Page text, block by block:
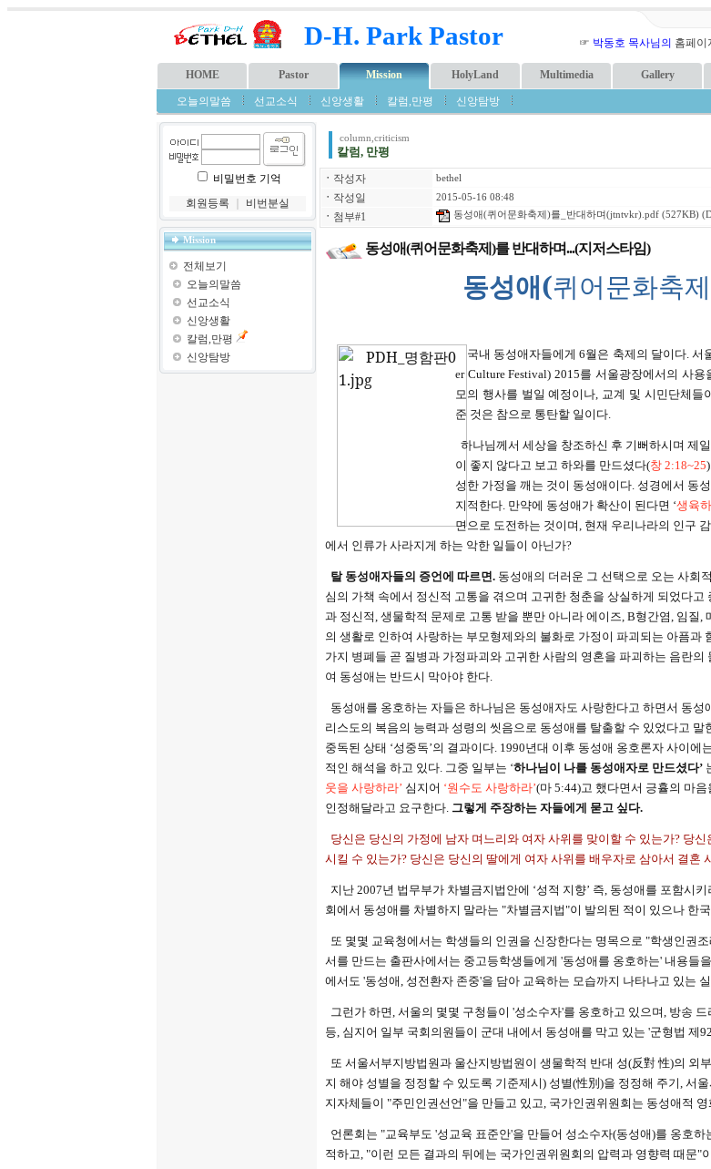
D-H. Park Pastor
☞ 박동호 목사님의 홈페이
HOME Pastor Mission HolyLand Multimedia Gallery
오늘의말씀 선교소식 신앙생활 칼럼,만평 신앙탐방
비밀번호 기억
회원등록
비번분실
Mission
전체보기
오늘의말씀
선교소식
신앙생활
칼럼,만평
신앙탐방
column,criticism
칼럼, 만평
ㆍ 작성자 bethel
ㆍ 작성일 2015-05-16 08:48
ㆍ 첨부#1 동성애(퀴어문화축제)를_반대하며(jtntvkr).pdf (527KB)
동성애(퀴어문화축제)를 반대하며...(지저스타임)
동성애(퀴어문화축제
국내 동성애자들에게 6월은 축제의 달이다. 서
er Culture Festival) 2015를 서울광장에서의 사
모의 행사를 벌일 예정이나, 교계 및 시민단체들
준 것은 참으로 통탄할 일이다.
하나님께서 세상을 창조하신 후 기뻐하시며 제
이 좋지 않다고 보고 하와를 만드셨다(창 2:18~25
성한 가정을 깨는 것이 동성애이다. 성경에서 동
지적한다. 만약에 동성애가 확산이 된다면 ‘생육
면으로 도전하는 것이며, 현재 우리나라의 인구
에서 인류가 사라지게 하는 악한 일들이 아닌가?
탈 동성애자들의 증언에 따르면. 동성애의 더러운 그 선택으로 오는 사회
심의 가책 속에서 정신적 고통을 겪으며 고귀한 청춘을 상실하게 되었다
과 정신적, 생물학적 문제로 고통 받을 뿐만 아니라 에이즈, B형간염, 임질
의 생활로 인하여 사랑하는 부모형제와의 불화로 가정이 파괴되는 아픔과
가지 병폐들 곧 질병과 가정파괴와 고귀한 사람의 영혼을 파괴하는 음란
여 동성애는 반드시 막아야 한다.
동성애를 옹호하는 자들은 하나님은 동성애자도 사랑한다고 하면서 동
리스도의 복음의 능력과 성령의 씻음으로 동성애를 탈출할 수 있었다고
중독된 상태 ‘성중독’의 결과이다. 1990년대 이후 동성애 옹호론자 사이
적인 해석을 하고 있다. 그중 일부는 ‘하나님이 나를 동성애자로 만드셨다’
웃을 사랑하라’ 심지어 ‘원수도 사랑하라’(마 5:44)고 했다면서 긍휼의 마
인정해달라고 요구한다. 그렇게 주장하는 자들에게 묻고 싶다.
당신은 당신의 가정에 남자 며느리와 여자 사위를 맞이할 수 있는가? 당
시킬 수 있는가? 당신은 당신의 딸에게 여자 사위를 배우자로 삼아서 결혼
지난 2007년 법무부가 차별금지법안에 ‘성적 지향’ 즉, 동성애를 포함시
회에서 동성애를 차별하지 말라는 "차별금지법"이 발의된 적이 있으나 한
또 몇몇 교육청에서는 학생들의 인권을 신장한다는 명목으로 "학생인권
서를 만드는 출판사에서는 중고등학생들에게 '동성애를 옹호하는' 내용들
에서도 '동성애, 성전환자 존중'을 담아 교육하는 모습까지 나타나고 있는
그런가 하면, 서울의 몇몇 구청들이 '성소수자'를 옹호하고 있으며, 방송
등, 심지어 일부 국회의원들이 군대 내에서 동성애를 막고 있는 '군형법 제
또 서울서부지방법원과 울산지방법원이 생물학적 반대 성(反對 性)의 외
지 해야 성별을 정정할 수 있도록 기준제시) 성별(性別)을 정정해 주기, 서
지자체들이 "주민인권선언"을 만들고 있고, 국가인권위원회는 동성애적
언론회는 "교육부도 '성교육 표준안'을 만들어 성소수자(동성애)를 옹호
적하고, "이런 모든 결과의 뒤에는 국가인권위원회의 압력과 영향력 때문"